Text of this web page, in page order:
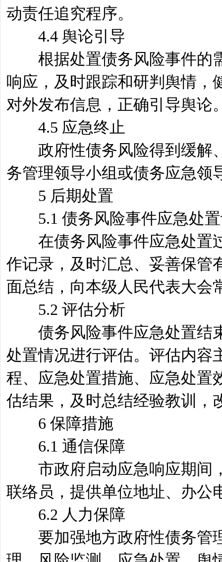
动责任追究程序。
4.4 舆论引导
根据处置债务风险事件的需
响应，及时跟踪和研判舆情，
对外发布信息，正确引导舆论
4.5 应急终止
政府性债务风险得到缓解、
务管理领导小组或债务应急领
5 后期处置
5.1 债务风险事件应急处置
在债务风险事件应急处置过
作记录，及时汇总、妥善保管
面总结，向本级人民代表大会
5.2 评估分析
债务风险事件应急处置结束
处置情况进行评估。评估内容
程、应急处置措施、应急处置
估结果，及时总结经验教训，
6 保障措施
6.1 通信保障
市政府启动应急响应期间，
联络员，提供单位地址、办公
6.2 人力保障
要加强地方政府性债务管